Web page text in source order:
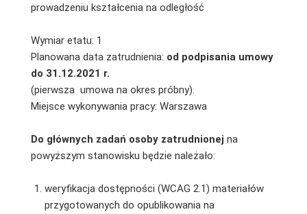
prowadzeniu kształcenia na odległość
Wymiar etatu: 1
Planowana data zatrudnienia: od podpisania umowy
do 31.12.2021 r.
(pierwsza umowa na okres próbny).
Miejsce wykonywania pracy: Warszawa
Do głównych zadań osoby zatrudnionej na
powyższym stanowisku będzie należało:
weryfikacja dostępności (WCAG 2.1) materiałów
przygotowanych do opublikowania na